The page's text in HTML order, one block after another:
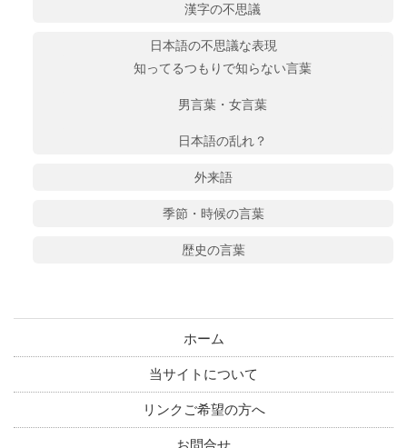
漢字の不思議
日本語の不思議な表現
知ってるつもりで知らない言葉
男言葉・女言葉
日本語の乱れ？
外来語
季節・時候の言葉
歴史の言葉
ホーム
当サイトについて
リンクご希望の方へ
お問合せ